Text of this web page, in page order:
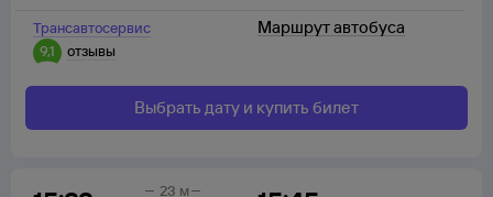
Трансавтосервис
9,1
отзывы
Маршрут автобуса
Выбрать дату и купить билет
23 м